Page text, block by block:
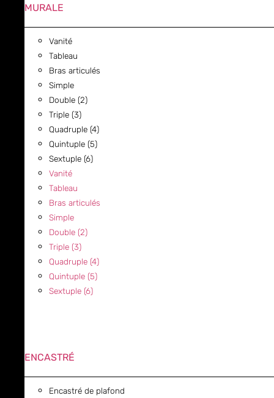
MURALE
Vanité
Tableau
Bras articulés
Simple
Double (2)
Triple (3)
Quadruple (4)
Quintuple (5)
Sextuple (6)
Vanité
Tableau
Bras articulés
Simple
Double (2)
Triple (3)
Quadruple (4)
Quintuple (5)
Sextuple (6)
ENCASTRÉ
Encastré de plafond